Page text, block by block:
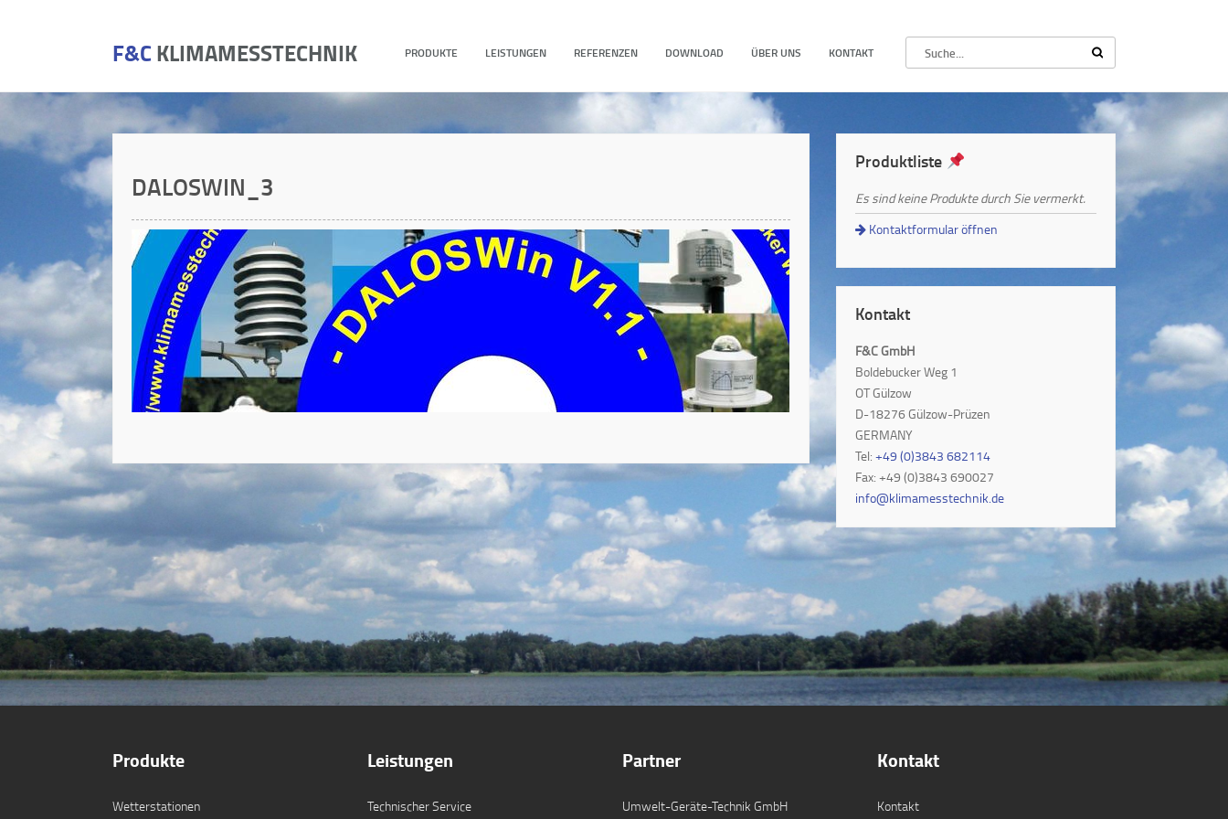
F&C KLIMAMESSTECHNIK PRODUKTE LEISTUNGEN REFERENZEN DOWNLOAD ÜBER UNS KONTAKT
DALOSWIN_3
Produktliste
Es sind keine Produkte durch Sie vermerkt.
Kontaktformular öffnen
Kontakt
F&C GmbH
Boldebucker Weg 1
OT Gülzow
D-18276 Gülzow-Prüzen
GERMANY
Tel:+49 (0)3843 682114
Fax: +49 (0)3843 690027
info@klimamesstechnik.de
Produkte
Wetterstationen
Leistungen
Technischer Service
Partner
Umwelt-Geräte-Technik GmbH
Kontakt
Kontakt